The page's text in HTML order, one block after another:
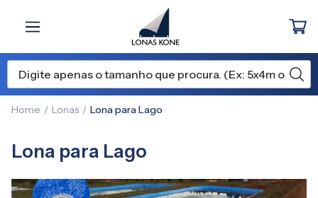
Home Lonas Lona para Lago
Lona para Lago